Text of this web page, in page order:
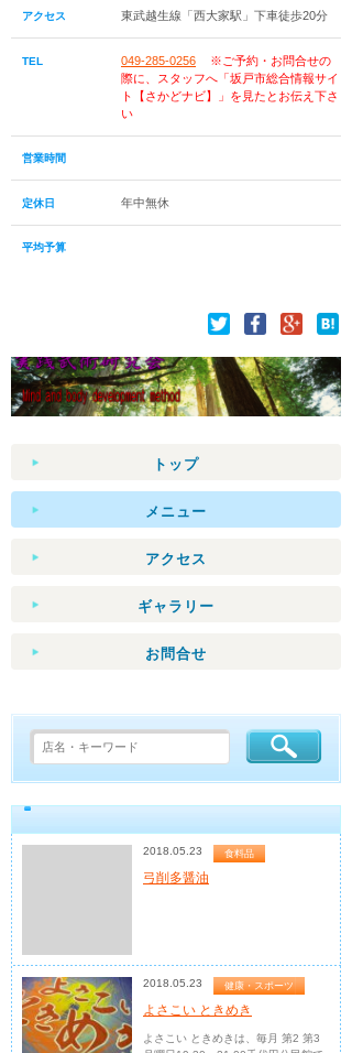
アクセス 東武越生線「西大家駅」下車徒歩20分
TEL 049-285-0256
※ご予約・お問合せの
際に、スタッフへ「坂戸市総合情報サイ
ト【さかどナビ】」を見たとお伝え下さ
い
営業時間
定休日 年中無休
平均予算
トップ
メニュー
アクセス
ギャラリー
お問合せ
2018.05.23 食料品
弓削多醤油
2018.05.23 健康・スポーツ
よさこい ときめき
よさこい ときめきは、毎月 第2 第3